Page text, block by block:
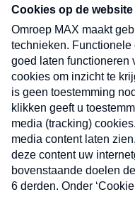
nieuwsbrief. Elke
uw mailbox.